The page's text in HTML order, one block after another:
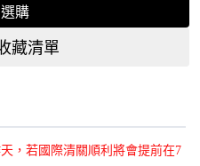
購
藏清單
天，若國際清關順利將會提前在7